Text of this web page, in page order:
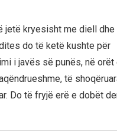
jetë kryesisht me diell dhe
do të ketë kushte për
i javës së punës, në orët
të
Do të fryjë erë e dobët